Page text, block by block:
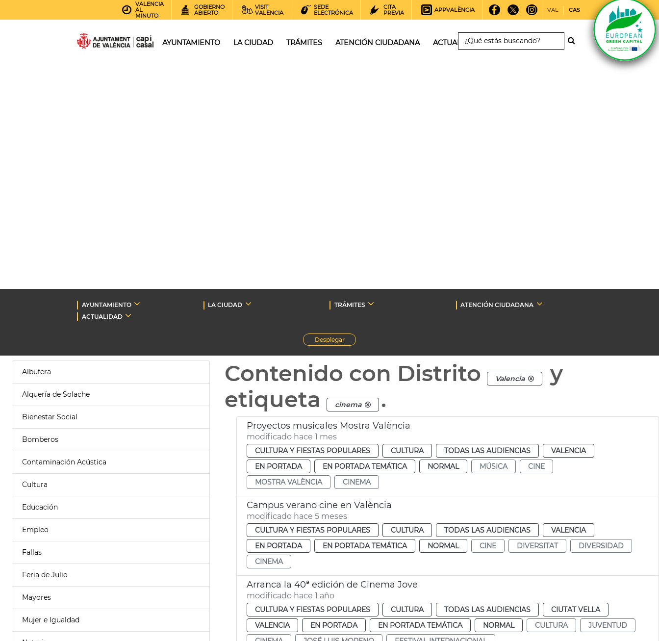
VALENCIA
AL
MINUTO
GOBIERNO
ABIERTO
VISIT
VALENCIA
SEDE
ELECTRÓNICA
CITA
PREVIA
APPVALÈNCIA VAL CAS
AYUNTAMIENTO LA CIUDAD TRÁMITES ATENCIÓN CIUDADANA ACTUALIDAD
AYUNTAMIENTO LA CIUDAD TRÁMITES
ATENCIÓN CIUDADANA
ACTUALIDAD
Desplegar
Albufera
Alquería de Solache
Bienestar Social
Bomberos
Contaminación Acústica
Cultura
Educación
Empleo
Fallas
Feria de Julio
Mayores
Mujer e Igualdad
Contenido con Distrito Valencia
y
etiqueta
cinema .
Proyectos musicales Mostra València
modificado hace 1 mes
CULTURA Y FIESTAS POPULARES CULTURA TODAS LAS AUDIENCIAS
VALENCIA
EN PORTADA
EN PORTADA TEMÁTICA NORMAL MÚSICA
CINE
MOSTRA VALÈNCIA
CINEMA
Campus verano cine en València
modificado hace 5 meses
CULTURA Y FIESTAS POPULARES CULTURA TODAS LAS AUDIENCIAS
VALENCIA
EN PORTADA
EN PORTADA TEMÁTICA NORMAL CINE DIVERSITAT
DIVERSIDAD
CINEMA
Arranca la 40ª edición de Cinema Jove
modificado hace 1 año
CULTURA Y FIESTAS POPULARES CULTURA TODAS LAS AUDIENCIAS
CIUTAT VELLA
VALENCIA
EN PORTADA EN PORTADA TEMÁTICA NORMAL CULTURA
JUVENTUD